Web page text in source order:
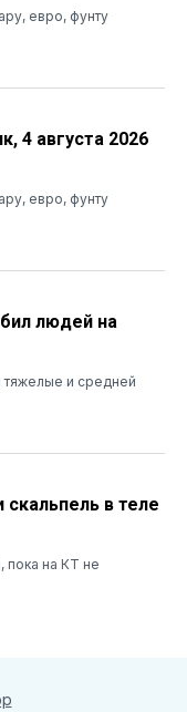
евро, фунту
4 августа 2026
евро, фунту
людей на
и средней
в теле
пока на КТ не